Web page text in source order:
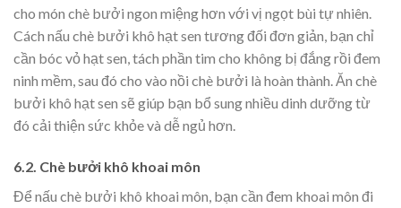
cho món chè bưởi ngon miệng hơn với vị ngọt bùi tự nhiên.
Cách nấu chè bưởi khô hạt sen tương đối đơn giản, bạn chỉ
cần bóc vỏ hạt sen, tách phần tim cho không bị đắng rồi đem
ninh mềm, sau đó cho vào nồi chè bưởi là hoàn thành. Ăn chè
bưởi khô hạt sen sẽ giúp bạn bổ sung nhiều dinh dưỡng từ
đó cải thiện sức khỏe và dễ ngủ hơn.
6.2. Chè bưởi khô khoai môn
Để nấu chè bưởi khô khoai môn, bạn cần đem khoai môn đi